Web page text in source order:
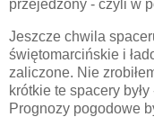
przejedzony - czyli w
Jeszcze chwila
świętomarcińskie i
zaliczone. Nie
krótkie te spacery
Prognozy pogodowe